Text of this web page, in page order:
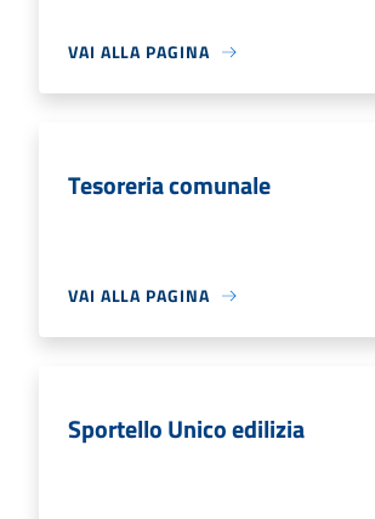
VAI ALLA PAGINA
Tesoreria comunale
VAI ALLA PAGINA
Sportello Unico edilizia